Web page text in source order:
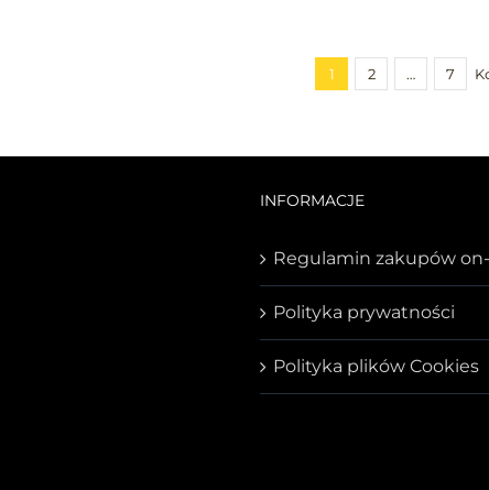
1 2 … 7
INFORMACJE
Regulamin zakupów
Polityka prywatności
Polityka plików Cookies